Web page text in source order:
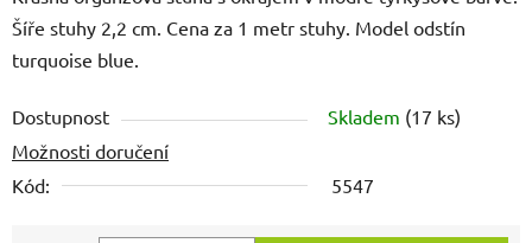
Šíře stuhy 2,2 cm. Cena za 1 metr stuhy. Model odstín
turquoise blue.
Dostupnost Skladem (17 ks)
Možnosti doručení
Kód:
5547